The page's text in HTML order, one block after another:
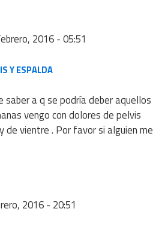
2016 - 05:51
Y ESPALDA
a q se podría deber aquellos
vengo con dolores de pelvis
de vientre . Por favor si alguien me
2016 - 20:51